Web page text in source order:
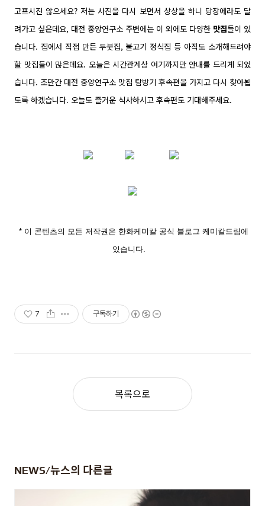
고프시진 않으세요? 저는사진을 다시 보면서 상상을 하니 당장에라도 달
려가고 싶은데요, 대전 중앙연구소 주변에는 이 외에도 다양한 맛집들이 있
습니다. 집에서 직접 만든 두붓집, 불고기 정식집 등 아직도 소개해드려야
할 맛집들이 많은데요. 오늘은 시간관계상 여기까지만 안내를 드리게 되었
습니다. 조만간 대전 중앙연구소 맛집 탐방기 후속편을 가지고 다시 찾아뵙
도록 하겠습니다. 오늘도 즐거운 식사하시고 후속편도 기대해주세요.
* 이 콘텐츠의 모든 저작권은 한화케미칼 공식 블로그 케미칼드림에
있습니다.
7 구독하기
목록으로
NEWS/뉴스의 다른글